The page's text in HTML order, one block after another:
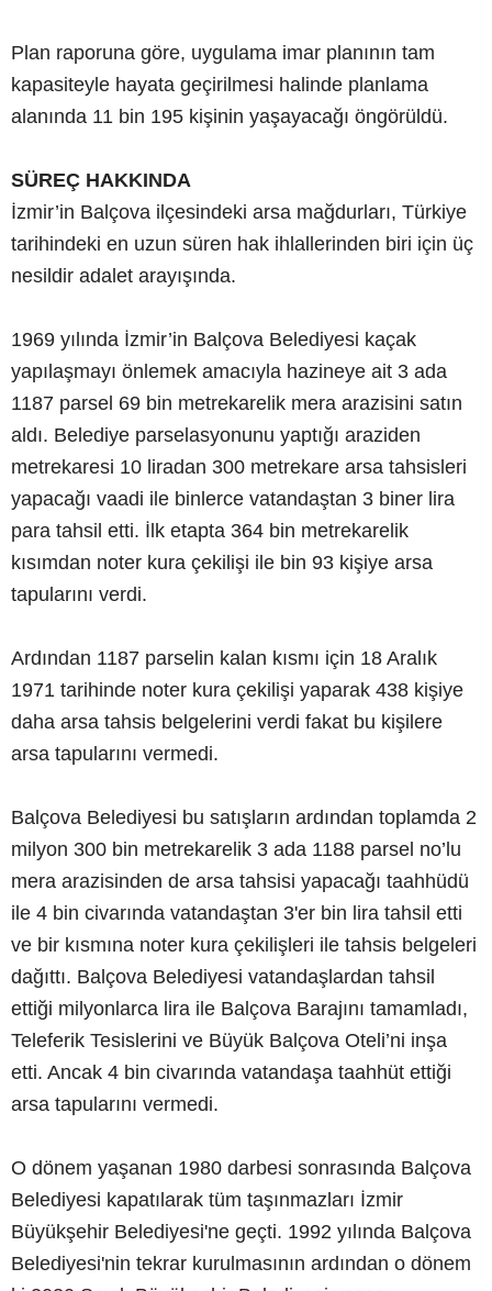
Plan raporuna göre, uygulama imar planının tam
kapasiteyle hayata geçirilmesi halinde planlama
alanında 11 bin 195 kişinin yaşayacağı öngörüldü.
SÜREÇ HAKKINDA
İzmir’in Balçova ilçesindeki arsa mağdurları, Türkiye
tarihindeki en uzun süren hak ihlallerinden biri için üç
nesildir adalet arayışında.
1969 yılında İzmir’in Balçova Belediyesi kaçak
yapılaşmayı önlemek amacıyla hazineye ait 3 ada
1187 parsel 69 bin metrekarelik mera arazisini satın
aldı. Belediye parselasyonunu yaptığı araziden
metrekaresi 10 liradan 300 metrekare arsa tahsisleri
yapacağı vaadi ile binlerce vatandaştan 3 biner lira
para tahsil etti. İlk etapta 364 bin metrekarelik
kısımdan noter kura çekilişi ile bin 93 kişiye arsa
tapularını verdi.
Ardından 1187 parselin kalan kısmı için 18 Aralık
1971 tarihinde noter kura çekilişi yaparak 438 kişiye
daha arsa tahsis belgelerini verdi fakat bu kişilere
arsa tapularını vermedi.
Balçova Belediyesi bu satışların ardından toplamda 2
milyon 300 bin metrekarelik 3 ada 1188 parsel no’lu
mera arazisinden de arsa tahsisi yapacağı taahhüdü
ile 4 bin civarında vatandaştan 3'er bin lira tahsil etti
ve bir kısmına noter kura çekilişleri ile tahsis belgeleri
dağıttı. Balçova Belediyesi vatandaşlardan tahsil
ettiği milyonlarca lira ile Balçova Barajını tamamladı,
Teleferik Tesislerini ve Büyük Balçova Oteli’ni inşa
etti. Ancak 4 bin civarında vatandaşa taahhüt ettiği
arsa tapularını vermedi.
O dönem yaşanan 1980 darbesi sonrasında Balçova
Belediyesi kapatılarak tüm taşınmazları İzmir
Büyükşehir Belediyesi'ne geçti. 1992 yılında Balçova
Belediyesi'nin tekrar kurulmasının ardından o dönem